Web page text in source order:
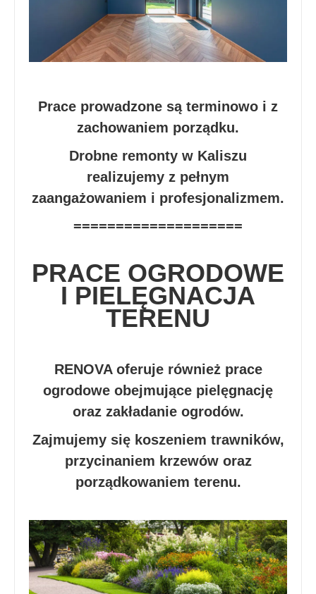
Prace prowadzone są terminowo i z
zachowaniem porządku.
Drobne remonty w Kaliszu
realizujemy z pełnym
zaangażowaniem i profesjonalizmem.
====================
PRACE OGRODOWE
I PIELĘGNACJA
TERENU
RENOVA oferuje również prace
ogrodowe obejmujące pielęgnację
oraz zakładanie ogrodów.
Zajmujemy się koszeniem trawników,
przycinaniem krzewów oraz
porządkowaniem terenu.